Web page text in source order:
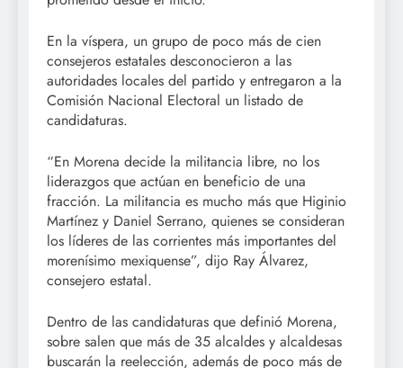
En la víspera, un grupo de poco más de cien
consejeros estatales desconocieron a las
autoridades locales del partido y entregaron a la
Comisión Nacional Electoral un listado de
candidaturas.
“En Morena decide la militancia libre, no los
liderazgos que actúan en beneficio de una
fracción. La militancia es mucho más que Higinio
Martínez y Daniel Serrano, quienes se consideran
los líderes de las corrientes más importantes del
morenísimo mexiquense”, dijo Ray Álvarez,
consejero estatal.
Dentro de las candidaturas que definió Morena,
sobre salen que más de 35 alcaldes y alcaldesas
buscarán la reelección, además de poco más de